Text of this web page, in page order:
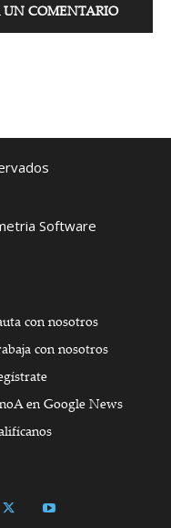
UN COMENTARIO
Software
con nosotros
con nosotros
en Google News